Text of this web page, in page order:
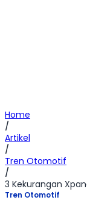
Home
/
Artikel
/
Tren Otomotif
/
3 Kekurangan
Tren Otomotif